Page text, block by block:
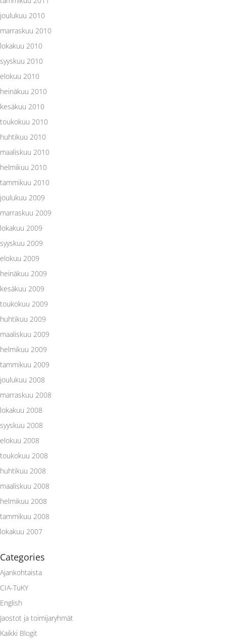
joulukuu 2010
marraskuu 2010
lokakuu 2010
syyskuu 2010
elokuu 2010
heinäkuu 2010
kesäkuu 2010
toukokuu 2010
huhtikuu 2010
maaliskuu 2010
helmikuu 2010
tammikuu 2010
joulukuu 2009
marraskuu 2009
lokakuu 2009
syyskuu 2009
elokuu 2009
heinäkuu 2009
kesäkuu 2009
toukokuu 2009
huhtikuu 2009
maaliskuu 2009
helmikuu 2009
tammikuu 2009
joulukuu 2008
marraskuu 2008
lokakuu 2008
syyskuu 2008
elokuu 2008
toukokuu 2008
huhtikuu 2008
maaliskuu 2008
helmikuu 2008
tammikuu 2008
lokakuu 2007
Categories
Ajankohtaista
CIA-TuKY
English
Jaostot ja toimijaryhmät
Kaikki Blogit